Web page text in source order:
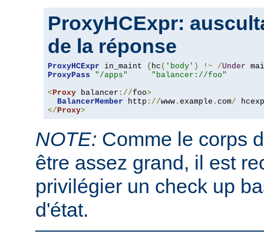
ProxyHCExpr:
de la réponse
ProxyHCExpr in_maint { hc ( 'body' ) !~ /Under
ProxyPass
"/apps"
"balancer://foo"
<Proxy balancer ://foo>
BalancerMember http ://www . example . com/
</Proxy>
NOTE: Comme le corps
être assez grand, il est
privilégier un check up
d'état.